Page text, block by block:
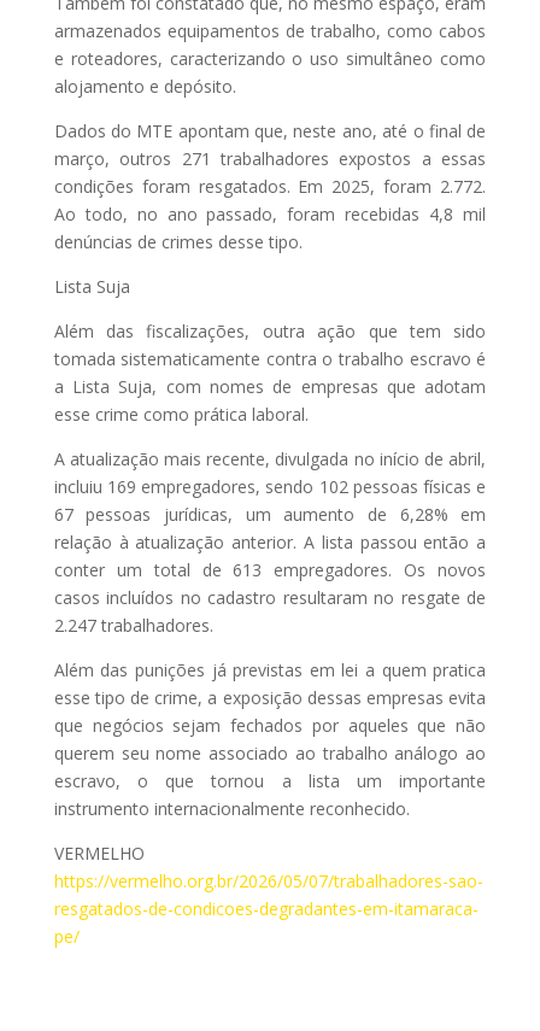
armazenados equipamentos de trabalho, como cabos
e roteadores, caracterizando o uso simultâneo como
alojamento e depósito.
Dados do MTE apontam que, neste ano, até o final de
março, outros 271 trabalhadores expostos a essas
condições foram resgatados. Em 2025, foram 2.772.
Ao todo, no ano passado, foram recebidas 4,8 mil
denúncias de crimes desse tipo.
Lista Suja
Além das fiscalizações, outra ação que tem sido
tomada sistematicamente contra o trabalho escravo é
a Lista Suja, com nomes de empresas que adotam
esse crime como prática laboral.
A atualização mais recente, divulgada no início de abril,
incluiu 169 empregadores, sendo 102 pessoas físicas e
67 pessoas jurídicas, um aumento de 6,28% em
relação à atualização anterior. A lista passou então a
conter um total de 613 empregadores. Os novos
casos incluídos no cadastro resultaram no resgate de
2.247 trabalhadores.
Além das punições já previstas em lei a quem pratica
esse tipo de crime, a exposição dessas empresas evita
que negócios sejam fechados por aqueles que não
querem seu nome associado ao trabalho análogo ao
escravo, o que tornou a lista um importante
instrumento internacionalmente reconhecido.
VERMELHO
https://vermelho.org.br/2026/05/07/trabalhadores-sao-
resgatados-de-condicoes-degradantes-em-itamaraca-
pe/